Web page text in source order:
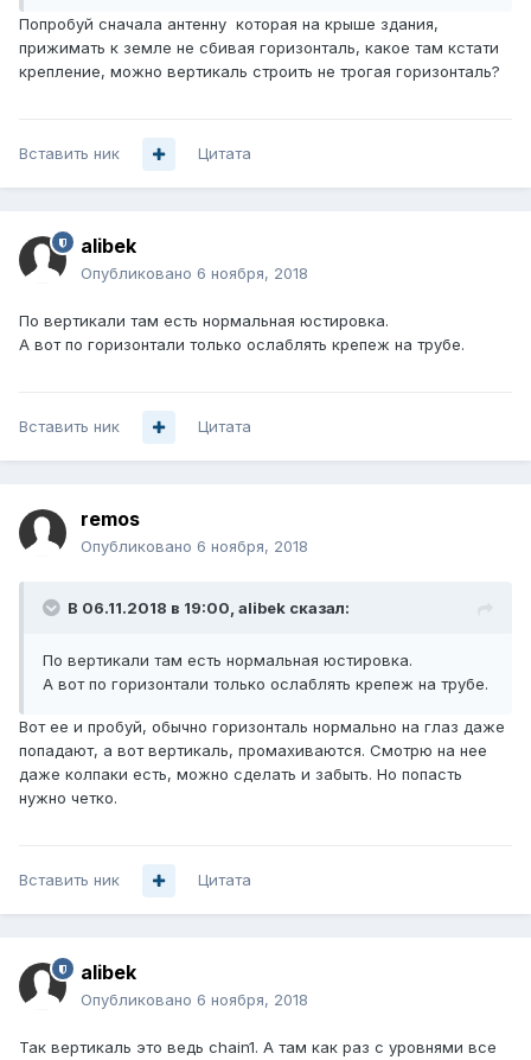
Попробуй сначала антенну которая на крыше здания,
прижимать к земле не сбивая горизонталь, какое там кстати
крепление, можно вертикаль строить не трогая горизонталь?
Вставить ник Цитата
alibek
Опубликовано 6 ноября, 2018
По вертикали там есть нормальная юстировка.
А вот по горизонтали только ослаблять крепеж на трубе.
Вставить ник Цитата
remos
Опубликовано 6 ноября, 2018
В 06.11.2018 в 19:00, alibek сказал:
По вертикали там есть нормальная юстировка.
А вот по горизонтали только ослаблять крепеж на трубе.
Вот ее и пробуй, обычно горизонталь нормально на глаз даже
попадают, а вот вертикаль, промахиваются. Смотрю на нее
даже колпаки есть, можно сделать и забыть. Но попасть
нужно четко.
Вставить ник Цитата
alibek
Опубликовано 6 ноября, 2018
Так вертикаль это ведь chain1. А там как раз с уровнями все